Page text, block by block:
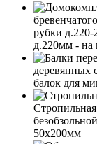
рубки
д.220мм - на
деревянных
балок для
50х200мм